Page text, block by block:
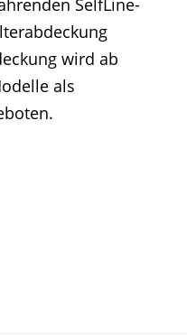
wird ab
als